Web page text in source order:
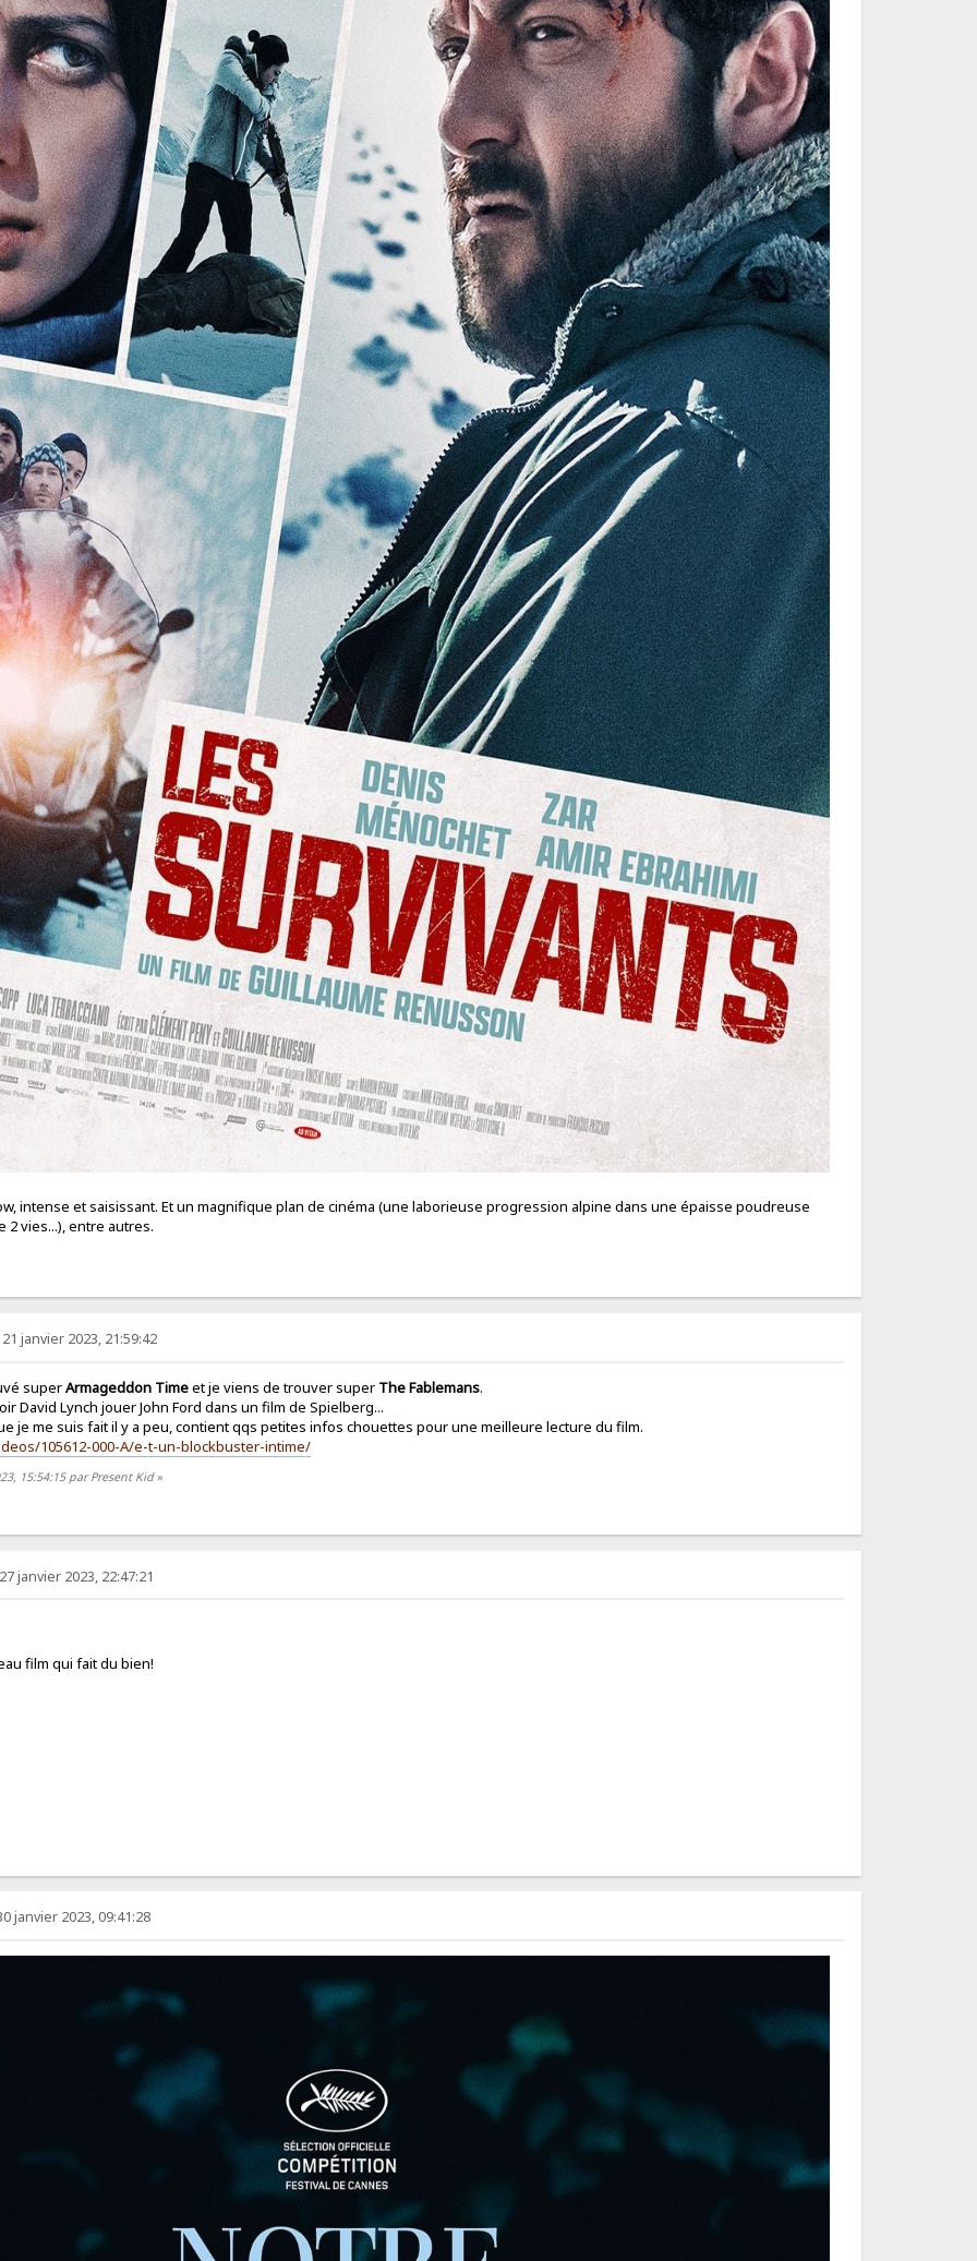
intense et saisissant. Et un magnifique plan de cinéma (une laborieuse progression alpine dans une épaisse poudreuse
2 vies...), entre autres.
janvier 2023, 21:59:42
superArmageddon Timeet je viens de trouver super The Fablemans.
David Lynch jouer John Ford dans un film de Spielberg...
je me suis fait il y a peu, contient qqs petites infos chouettes pour une meilleure lecture du film.
105612-000-A/e-t-un-blockbuster-intime/
15:54:15 par Present Kid»
janvier 2023, 22:47:21
film qui fait du bien!
janvier 2023, 09:41:28